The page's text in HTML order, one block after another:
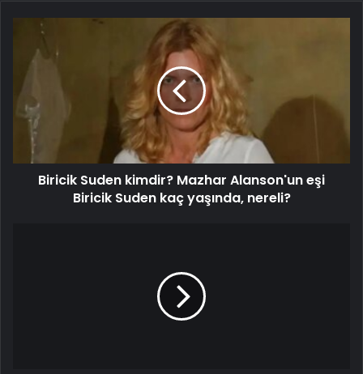
Biricik Suden kimdir? Mazhar Alanson'un eşi
Biricik Suden kaç yaşında, nereli?